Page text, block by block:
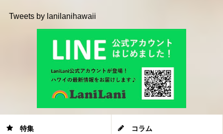
Tweets by lanilanihawaii
特集 コラム